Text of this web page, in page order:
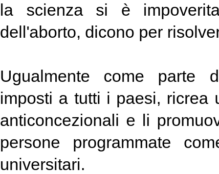
la scienza si è
dell'aborto, dicono per
Ugualmente come parte
imposti a tutti i paesi, ricrea
anticoncezionali e li
persone programmate
universitari.